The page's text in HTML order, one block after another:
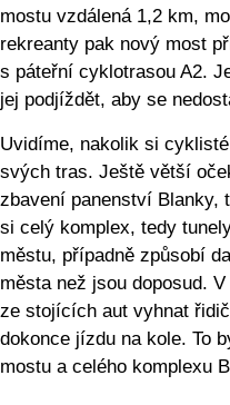
mostu vzdálená 1,2 km,
rekreanty pak nový most
s páteřní cyklotrasou A2.
jej podjíždět, aby se
Uvidíme, nakolik si
svých tras. Ještě větší
zbavení panenství Blanky,
si celý komplex, tedy
městu, případně způsobí
města než jsou doposud.
ze stojících aut vyhnat
dokonce jízdu na kole. To
mostu a celého komplexu